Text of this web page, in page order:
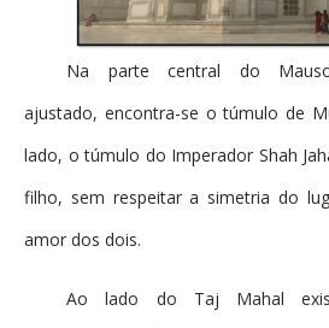
Na parte central do
ajustado, encontra-se o túmulo de
lado, o túmulo do Imperador Shah
filho, sem respeitar a simetria do
amor dos dois.
Ao lado do Taj Mahal